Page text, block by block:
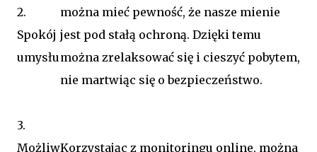
2.
Spokój
umysłu
można mieć pewność, że nasze mienie
jest pod stałą ochroną. Dzięki temu
można zrelaksować się i cieszyć pobytem,
nie martwiąc się o bezpieczeństwo.
3.
MożliwKorzystając z monitoringu online, można